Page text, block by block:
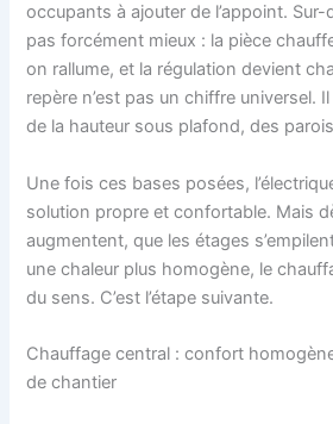
occupants à ajouter de l’appoint. Sur-
pas forcément mieux : la pièce
on rallume, et la régulation devient
repère n’est pas un chiffre universel.
de la hauteur sous plafond, des parois
Une fois ces bases posées,
solution propre et confortable. Mais
augmentent, que les étages
une chaleur plus homogène, le
du sens. C’est l’étape suivante.
Chauffage central : confort
de chantier